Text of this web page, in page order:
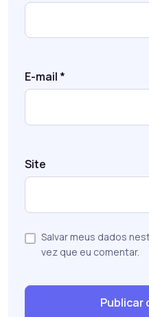
E-mail *
Site
Salvar meus dados
vez que eu comentar.